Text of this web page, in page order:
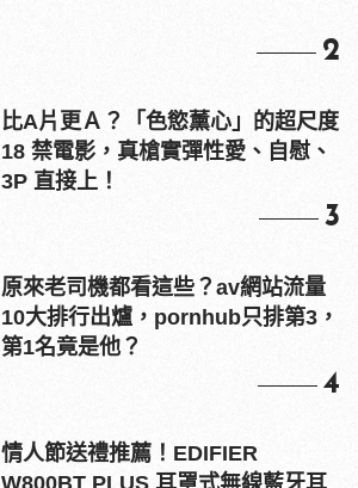
2
比A片更Ａ？「色慾薰心」的超尺度
18 禁電影，真槍實彈性愛、自慰、
3P 直接上！
3
原來老司機都看這些？av網站流量
10大排行出爐，pornhub只排第3，
第1名竟是他？
4
情人節送禮推薦！EDIFIER